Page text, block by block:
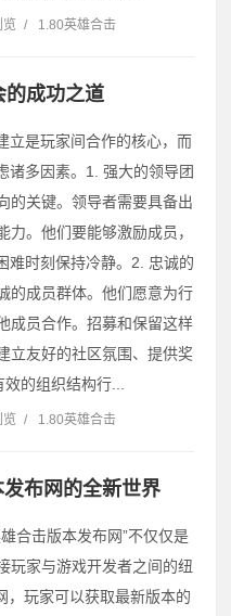
/ 1.80英雄合击
的成功之道
立是玩家间合作的核心，而
诸多因素。1. 强大的领导团
的关键。领导者需要具备出
。他们要能够激励成员，
难时刻保持冷静。2. 忠诚的
的成员群体。他们愿意为行
成员合作。招募和保留这样
立友好的社区氛围、提供奖
的组织结构行...
/ 1.80英雄合击
布网的全新世界
合击版本发布网”不仅仅是
玩家与游戏开发者之间的纽
，玩家可以获取最新版本的